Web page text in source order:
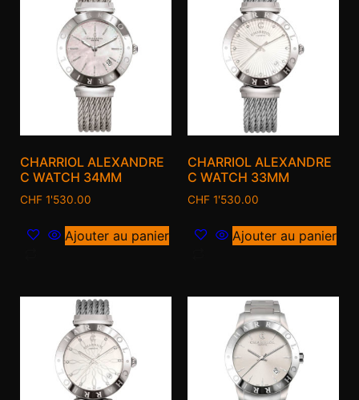
CHARRIOL ALEXANDRE
C WATCH 34MM
CHF 1'530.00
Ajouter au panier
CHARRIOL ALEXANDRE
C WATCH 33MM
CHF 1'530.00
Ajouter au panier